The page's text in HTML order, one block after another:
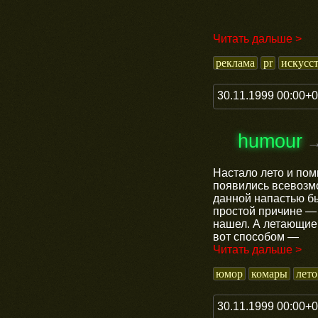
Читать дальше >
реклама
pr
30.11.1999
humour
Настало лето и
появились
данной напастью
простой причине —
нашел. А летающие
вот способом —
Читать дальше >
юмор
комары лето
30.11.1999